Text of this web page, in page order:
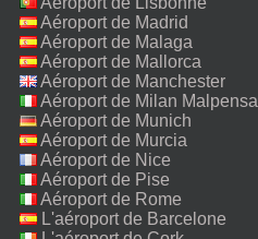
Aéroport de Madrid
Aéroport de Malaga
Aéroport de Mallorca
Aéroport de Manchester
Aéroport de Milan Malpensa
Aéroport de Munich
Aéroport de Murcia
Aéroport de Nice
Aéroport de Pise
Aéroport de Rome
Fiumicino
L'aéroport de Barcelone